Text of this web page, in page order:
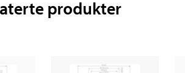
produkter